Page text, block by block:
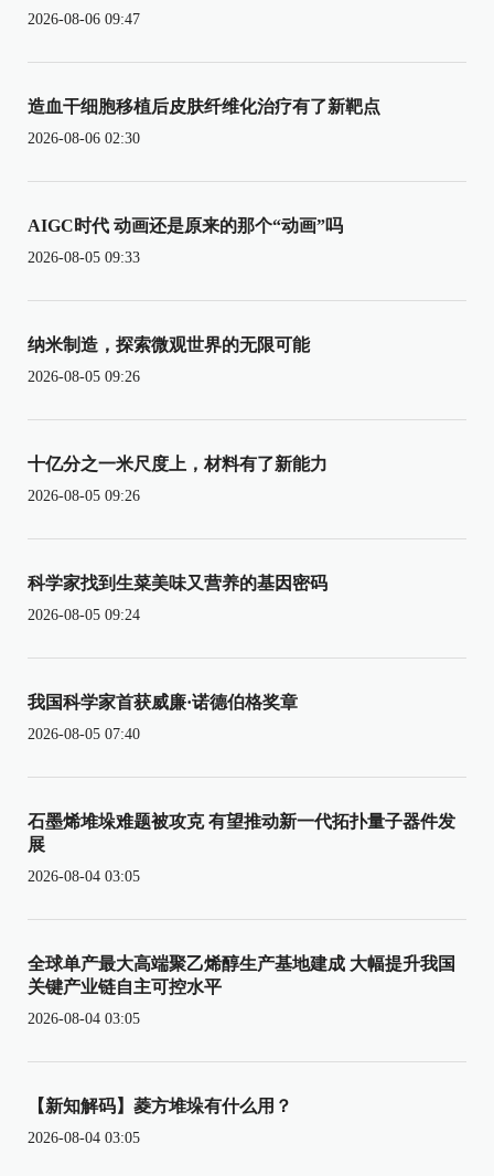
2026-08-06 09:47
造血干细胞移植后皮肤纤维化治疗有了新靶点
2026-08-06 02:30
AIGC时代 动画还是原来的那个“动画”吗
2026-08-05 09:33
纳米制造，探索微观世界的无限可能
2026-08-05 09:26
十亿分之一米尺度上，材料有了新能力
2026-08-05 09:26
科学家找到生菜美味又营养的基因密码
2026-08-05 09:24
我国科学家首获威廉·诺德伯格奖章
2026-08-05 07:40
石墨烯堆垛难题被攻克 有望推动新一代拓扑量子器件发
展
2026-08-04 03:05
全球单产最大高端聚乙烯醇生产基地建成 大幅提升我国
关键产业链自主可控水平
2026-08-04 03:05
【新知解码】菱方堆垛有什么用？
2026-08-04 03:05